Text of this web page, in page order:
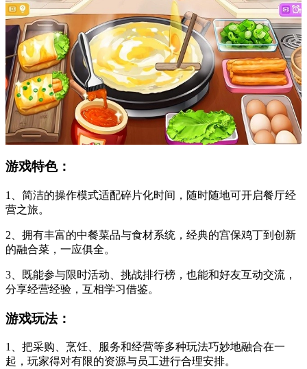
游戏特色：
1、简洁的操作模式适配碎片化时间，随时随地可开启餐厅经
营之旅。
2、拥有丰富的中餐菜品与食材系统，经典的宫保鸡丁到创新
的融合菜，一应俱全。
3、既能参与限时活动、挑战排行榜，也能和好友互动交流，
分享经营经验，互相学习借鉴。
游戏玩法：
1、把采购、烹饪、服务和经营等多种玩法巧妙地融合在一
起，玩家得对有限的资源与员工进行合理安排。